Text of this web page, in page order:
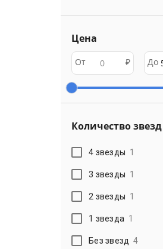
Цена
От ₽ До
Количество звезд
4 звезды 1
3 звезды 1
2 звезды 1
1 звезда 1
Без звезд 4